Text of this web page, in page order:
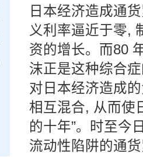
日本经济造成通
义利率逼近于零,
资的增长。而80
沫正是这种综合
对日本经济造成
相互混合, 从而使
的十年”。时至今
流动性陷阱的通